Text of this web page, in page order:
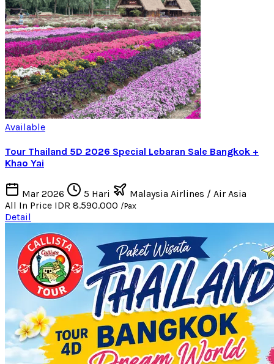
Available
Tour Thailand 5D 2026 Special Lebaran Sale Bangkok +
Khao Yai
Mar 2026 5 Hari
Malaysia Airlines / Air Asia
All In Price IDR 8.590.000 /Pax
Detail